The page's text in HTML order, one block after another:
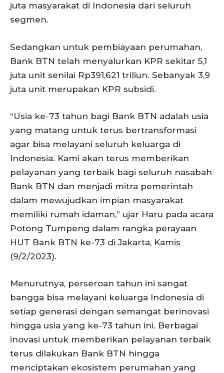
juta masyarakat di Indonesia dari seluruh
segmen.
Sedangkan untuk pembiayaan perumahan,
Bank BTN telah menyalurkan KPR sekitar 5,1
juta unit senilai Rp391,621 triliun. Sebanyak 3,9
juta unit merupakan KPR subsidi.
“Usia ke-73 tahun bagi Bank BTN adalah usia
yang matang untuk terus bertransformasi
agar bisa melayani seluruh keluarga di
Indonesia. Kami akan terus memberikan
pelayanan yang terbaik bagi seluruh nasabah
Bank BTN dan menjadi mitra pemerintah
dalam mewujudkan impian masyarakat
memiliki rumah idaman,” ujar Haru pada acara
Potong Tumpeng dalam rangka perayaan
HUT Bank BTN ke-73 di Jakarta, Kamis
(9/2/2023).
Menurutnya, perseroan tahun ini sangat
bangga bisa melayani keluarga Indonesia di
setiap generasi dengan semangat berinovasi
hingga usia yang ke-73 tahun ini. Berbagai
inovasi untuk memberikan pelayanan terbaik
terus dilakukan Bank BTN hingga
menciptakan ekosistem perumahan yang